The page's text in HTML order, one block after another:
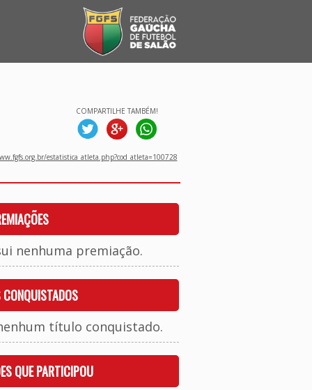
COMPARTILHE TAMBÉM!
estatistica_atleta.php?cod_atleta=100728
nenhuma premiação.
título conquistado.
QUE PARTICIPOU